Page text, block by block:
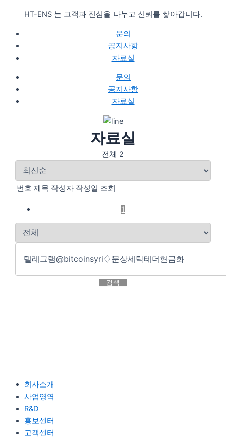
HT-ENS 는 고객과 진심을 나누고 신뢰를 쌓아갑니다.
문의
공지사항
자료실
문의
공지사항
자료실
자료실
전체 2
번호 제목 작성자 작성일 조회
1
검색
회사소개
사업영역
R&D
홍보센터
고객센터